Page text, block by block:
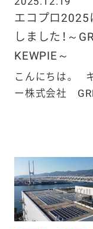
エコプロ2025
しました！～
KEWPIE～
こんにちは。
ー株式会社